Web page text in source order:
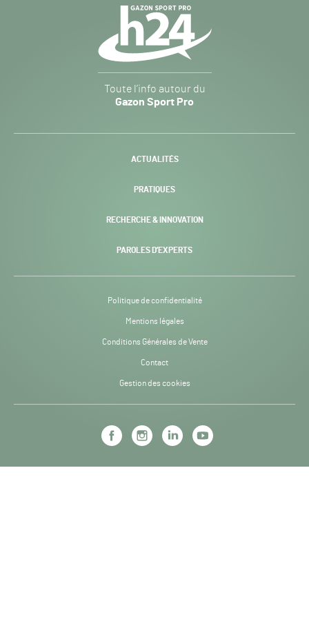
Sport
Pro
-
Toute l’info autour du
Gazon Sport Pro
ACTUALITÉS
PRATIQUES
RECHERCHE & INNOVATION
PAROLES D’EXPERTS
Politique de confidentialité
Mentions légales
Conditions Générales de Vente
Contact
Gestion des cookies